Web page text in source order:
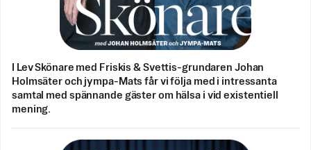
I Lev Skönare med Friskis & Svettis-grundaren Johan
Holmsäter och jympa-Mats får vi följa med i intressanta
samtal med spännande gäster om hälsa i vid existentiell
mening.